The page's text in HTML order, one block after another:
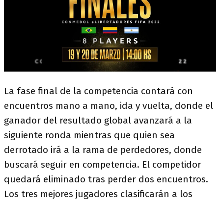
La fase final de la competencia contará con
encuentros mano a mano, ida y vuelta, donde el
ganador del resultado global avanzará a la
siguiente ronda mientras que quien sea
derrotado irá a la rama de perdedores, donde
buscará seguir en competencia. El competidor
quedará eliminado tras perder dos encuentros.
Los tres mejores jugadores clasificarán a los